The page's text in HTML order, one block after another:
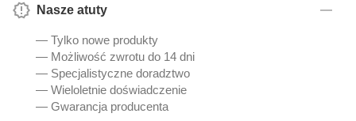
Nasze atuty
— Tylko nowe produkty
— Możliwość zwrotu do 14 dni
— Specjalistyczne doradztwo
— Wieloletnie doświadczenie
— Gwarancja producenta